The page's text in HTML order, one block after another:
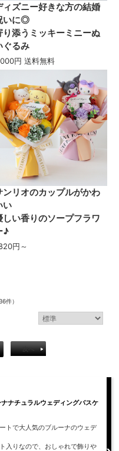
ィズニー好きな方の結婚
いに◎
り添うミッキーミニーぬ
ぐるみ
円 送料無料
ンリオのカップルがかわ
い
しい香りのソープフラワ
♪
円～
件）
次へ
ナナチュラルウェディングバスケ
トで大人気のブルーナのウェデ
入りなので、おしゃれで飾りや